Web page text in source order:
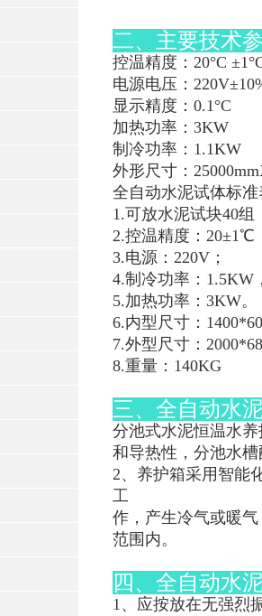
二、主要技术参
控温精度：20°C
电源电压：
显示精度：0.1°C
加热功率：3KW
制冷功率：1.1KW
外形尺寸：
全自动水泥试体标准
1.可放水泥试块40组
2.控温精度：20±1℃
3.电源：220V；
4.制冷功率：1.5KW，
5.加热功率：3KW。
6.内型尺寸：
7.外型尺寸：
8.重量：140KG
三、全自动水
分池式水泥恒温水
和导热性，分池水槽
2、养护箱采用智能
工
作，产生冷气或暖
范围内。
四、全自动
1、应按放在无强烈